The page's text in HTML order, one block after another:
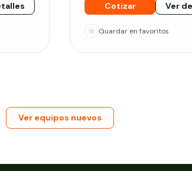
Cotizar Ver
Guardaren favoritos
Ver equipos nuevos